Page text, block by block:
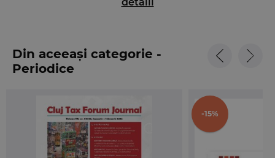
trebui sa fie si mai mare. Sunt create astfel
reducerea evaziunii fiscale in domeniu.”
publicata in Monitorul Oficial si in Jurnalul Oficial al
Uniunii Europene in perioada 1-31 iulie 2013
• Agenda obligatiilor fiscale pe lunile august si
septembrie
detalii
Din aceeași categorie -
Periodice
-15%